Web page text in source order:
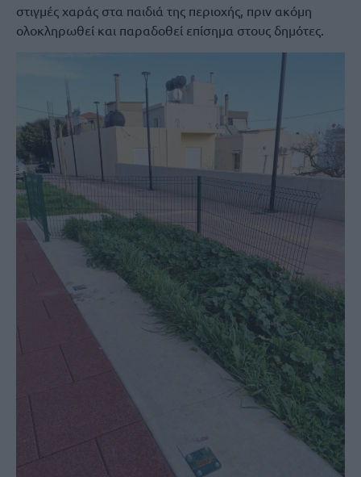
στιγμές χαράς στα παιδιά της περιοχής, πριν ακόμη
ολοκληρωθεί και παραδοθεί επίσημα στους δημότες.